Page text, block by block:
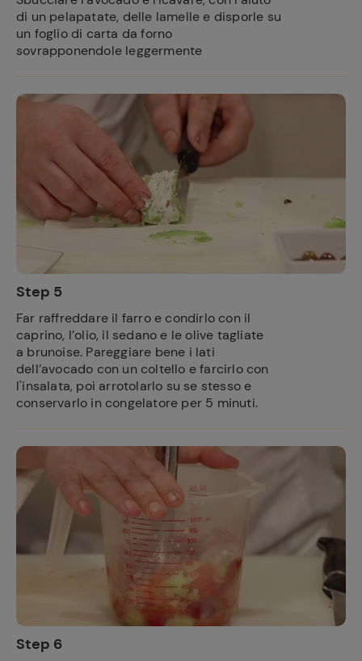
di un pelapatate, delle lamelle e disporle su
un foglio di carta da forno
sovrapponendole leggermente
Step 5
Far raffreddare il farro e condirlo con il
caprino, l’olio, il sedano e le olive tagliate
a brunoise. Pareggiare bene i lati
dell’avocado con un coltello e farcirlo con
l'insalata, poi arrotolarlo su se stesso e
conservarlo in congelatore per 5 minuti.
Step 6
Ricette
preferite